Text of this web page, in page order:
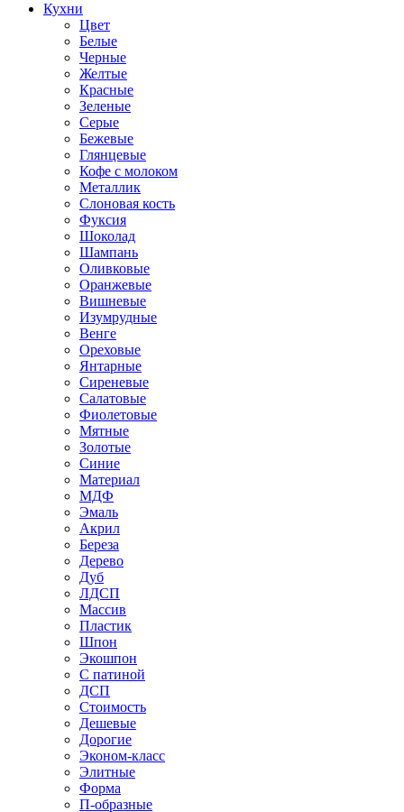
Кухни
Цвет
Белые
Черные
Желтые
Красные
Зеленые
Серые
Бежевые
Глянцевые
Кофе с молоком
Металлик
Слоновая кость
Фуксия
Шоколад
Шампань
Оливковые
Оранжевые
Вишневые
Изумрудные
Венге
Ореховые
Янтарные
Сиреневые
Салатовые
Фиолетовые
Мятные
Золотые
Синие
Материал
МДФ
Эмаль
Акрил
Береза
Дерево
Дуб
ЛДСП
Массив
Пластик
Шпон
Экошпон
С патиной
ДСП
Стоимость
Дешевые
Дорогие
Эконом-класс
Элитные
Форма
П-образные